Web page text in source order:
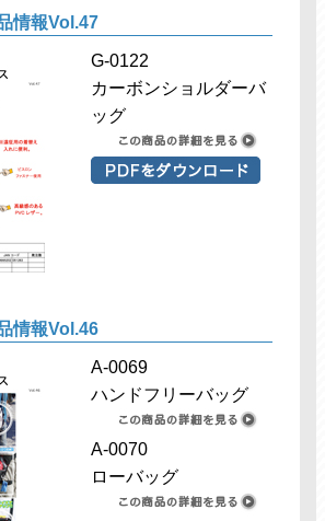
情報Vol.47
G-0122
カーボンショルダーバ
ッグ
情報Vol.46
A-0069
ハンドフリーバッグ
A-0070
ローバッグ